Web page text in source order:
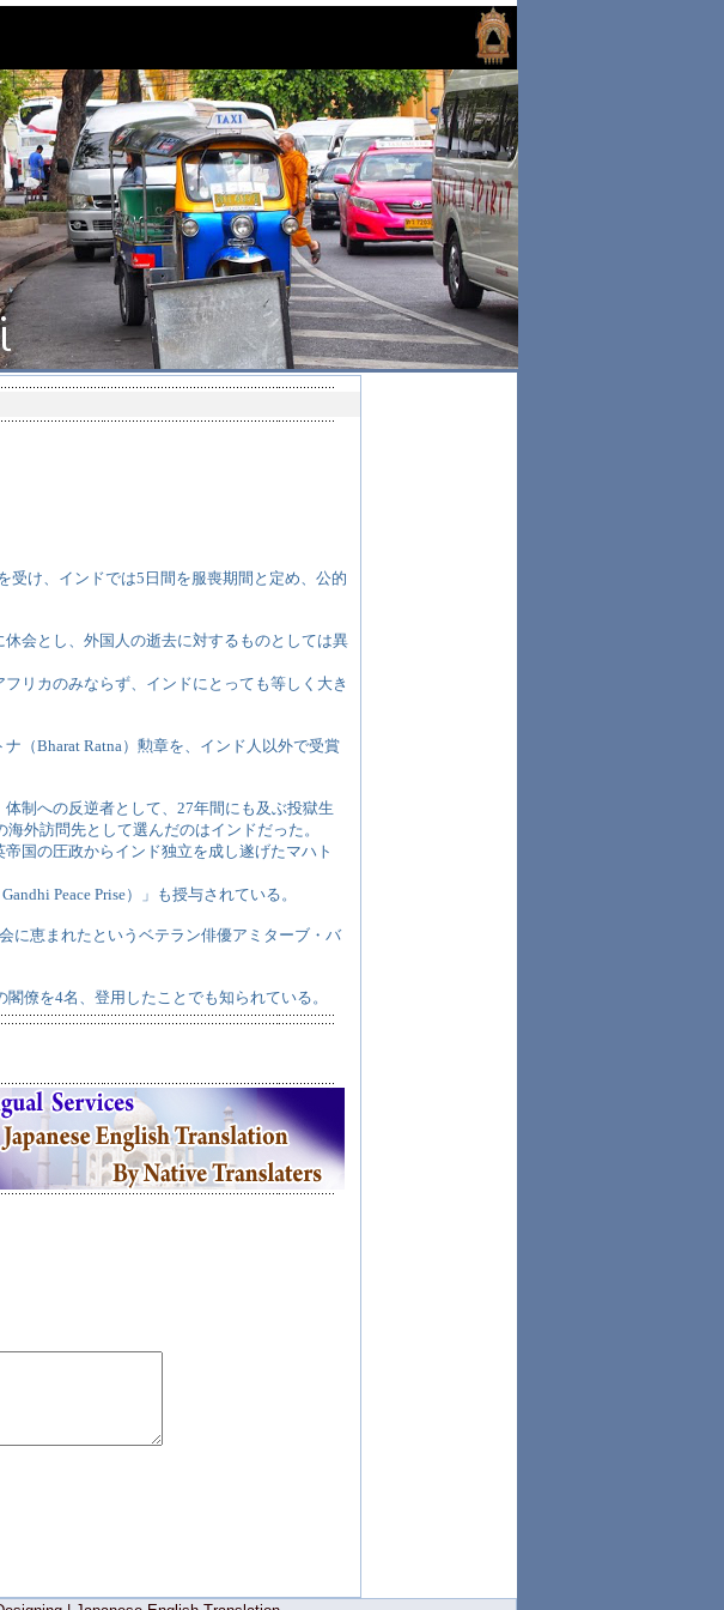
受け、インドでは5日間を服喪期間と定め、公的
会とし、外国人の逝去に対するものとしては異
リカのみならず、インドにとっても等しく大き
（Bharat Ratna）勲章を、インド人以外で受賞
制への反逆者として、27年間にも及ぶ投獄生
外訪問先として選んだのはインドだった。
国の圧政からインド独立を成し遂げたマハト
Peace Prise）」も授与されている。
に恵まれたというベテラン俳優アミターブ・バ
僚を4名、登用したことでも知られている。